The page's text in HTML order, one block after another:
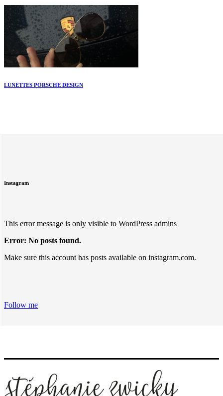
LUNETTES PORSCHE DESIGN
Instagram
This error message is only visible to WordPress admins
Error: No posts found.
Make sure this account has posts available on instagram.com.
Follow me